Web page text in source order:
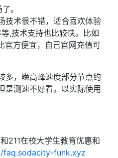
。
技术很不错，适合喜欢体验
,技术支持也比较快。比如
官方便宜，自己官网充值可
多，晚高峰速度部分节点约
是测速不好看。以实际使用
211在校大学生教育优惠和
faq.sodacity-funk.xyz